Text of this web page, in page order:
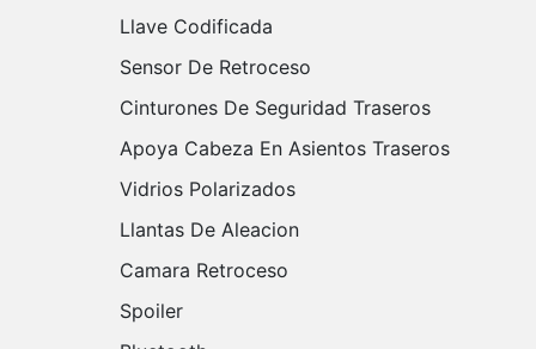
Llave Codificada
Sensor De Retroceso
Cinturones De Seguridad Traseros
Apoya Cabeza En Asientos Traseros
Vidrios Polarizados
Llantas De Aleacion
Camara Retroceso
Spoiler